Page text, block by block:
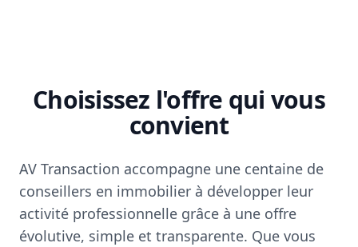
Choisissez l'offre qui vous
convient
AV Transaction accompagne une centaine de
conseillers en immobilier à développer leur
activité professionnelle grâce à une offre
évolutive, simple et transparente. Que vous